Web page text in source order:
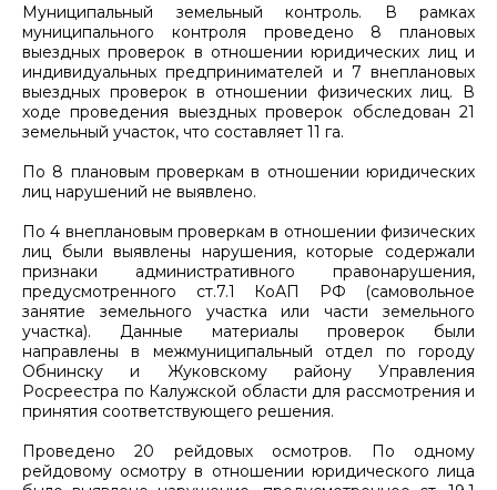
Муниципальный земельный контроль. В рамках
муниципального контроля проведено 8 плановых
выездных проверок в отношении юридических лиц и
индивидуальных предпринимателей и 7 внеплановых
выездных проверок в отношении физических лиц. В
ходе проведения выездных проверок обследован 21
земельный участок, что составляет 11 га.
По 8 плановым проверкам в отношении юридических
лиц нарушений не выявлено.
По 4 внеплановым проверкам в отношении физических
лиц были выявлены нарушения, которые содержали
признаки административного правонарушения,
предусмотренного ст.7.1 КоАП РФ (самовольное
занятие земельного участка или части земельного
участка). Данные материалы проверок были
направлены в межмуниципальный отдел по городу
Обнинску и Жуковскому району Управления
Росреестра по Калужской области для рассмотрения и
принятия соответствующего решения.
Проведено 20 рейдовых осмотров. По одному
рейдовому осмотру в отношении юридического лица